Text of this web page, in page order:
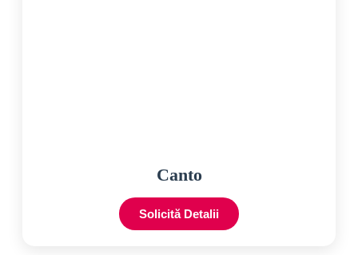
Canto
Solicită Detalii